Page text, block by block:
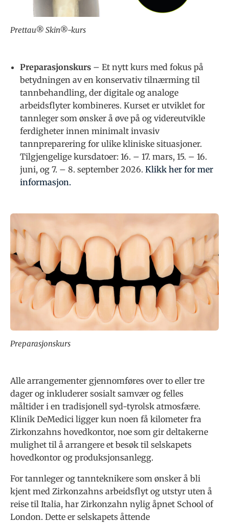
Prettau® Skin®-kurs
Preparasjonskurs – Et nytt kurs med fokus på
betydningen av en konservativ tilnærming til
tannbehandling, der digitale og analoge
arbeidsflyter kombineres. Kurset er utviklet for
tannleger som ønsker å øve på og videreutvikle
ferdigheter innen minimalt invasiv
tannpreparering for ulike kliniske situasjoner.
Tilgjengelige kursdatoer: 16. – 17. mars, 15. – 16.
juni, og 7. – 8. september 2026.Klikk her for mer
informasjon.
Preparasjonskurs
Alle arrangementer gjennomføres over to eller tre
dager og inkluderer sosialt samvær og felles
måltider i en tradisjonell syd-tyrolsk atmosfære.
Klinik DeMedici ligger kun noen få kilometer fra
Zirkonzahns hovedkontor, noe som gir deltakerne
mulighet til å arrangere et besøk til selskapets
hovedkontor og produksjonsanlegg.
For tannleger og tannteknikere som ønsker å bli
kjent med Zirkonzahns arbeidsflyt og utstyr uten å
reise til Italia, har Zirkonzahn nylig åpnet School of
London. Dette er selskapets åttende